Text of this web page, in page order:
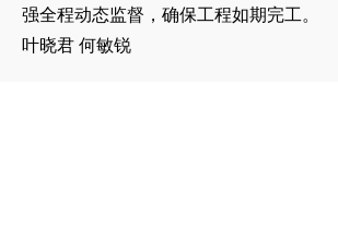
强全程动态监督，确保工程如期完工。
叶晓君 何敏锐